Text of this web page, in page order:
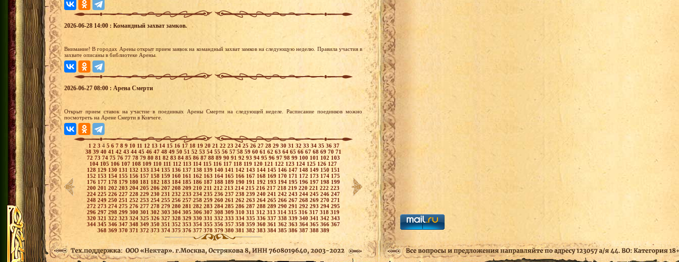
2026-06-28 14:00 : Командный захват замков.
Внимание! В городах Арены открыт прием заявок на командный захват замков на следующую неделю. Правила участия в
захвате описаны в библиотеке Арены.
2026-06-27 08:00 : Арена Смерти
Открыт прием ставок на участие в поединках Арены Смерти на следующей неделе. Расписание поединков можно
посмотреть на Арене Смерти в Ковчеге.
1 2 3 4 5 6 7 8 9 10 11 12 13 14 15 16 17 18 19 20 21 22 23 24 25 26 27 28 29 30 31 32 33 34 35 36 37
38 39 40 41 42 43 44 45 46 47 48 49 50 51 52 53 54 55 56 5758 59 60 61 62 63 64 65 66 67 68 69 70 71
72 73 74 75 76 77 78 79 80 81 82 83 84 85 86 87 88 89 90 91 92 93 94 95 96 97 98 99 100 101 102 103
104 105 106 107 108 109 110 111 112 113 114 115 116 117 118 119 120 121 122 123 124 125 126 127
128 129 130 131 132 133134 135 136 137 138 139 140 141 142 143 144 145 146147 148 149 150 151
152 153 154 155 156 157 158 159 160 161 162 163 164 165 166 167 168 169 170 171 172 173 174 175
176 177 178 179 180 181 182 183 184 185 186 187 188 189 190 191 192 193 194 195 196 197 198 199
200 201 202 203 204 205 206 207 208 209 210 211 212 213 214 215 216 217 218 219 220 221 222 223
224 225 226 227 228 229 230 231 232 233 234 235 236 237 238 239 240 241 242 243 244 245 246 247
248 249 250 251 252 253 254 255 256 257 258 259 260 261 262 263 264 265 266 267 268 269 270 271
272 273 274 275 276 277 278 279 280 281282 283 284 285 286 287 288 289 290 291 292 293 294 295
296 297 298 299 300 301 302 303 304 305 306 307 308 309 310 311 312 313 314 315 316 317 318 319
320 321 322 323 324 325 326 327 328 329 330 331 332 333 334 335 336 337 338 339 340 341 342 343
344 345 346 347 348 349 350 351 352 353 354 355 356 357 358 359 360 361 362 363 364 365 366 367
368 369 370 371 372373 374 375 376 377 378 379 380 381 382 383 384 385386 387 388 389